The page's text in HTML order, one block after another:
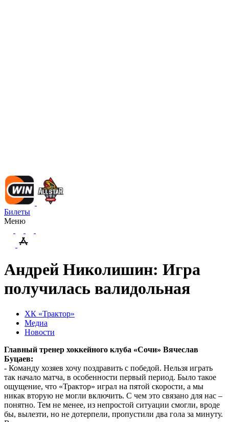
Билеты
Меню
Андрей Николишин: Игра
получилась валидольная
ХК «Трактор»
Медиа
Новости
Главный тренер хоккейного клуба «Сочи» Вячеслав
Буцаев:
- Команду хозяев хочу поздравить с победой. Нельзя играть
так начало матча, в особенности первый период. Было такое
ощущение, что «Трактор» играл на пятой скорости, а мы
никак вторую не могли включить. С чем это связано для нас –
понятно. Тем не менее, из непростой ситуации смогли, вроде
бы, вылезти, но не дотерпели, пропустили два гола за минуту.